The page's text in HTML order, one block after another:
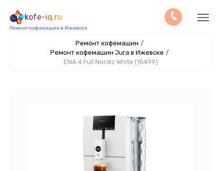
kofe-iq.ru
Ремонт кофемашин в Ижевске
Ремонт кофемашин /
Ремонт кофемашин Jura в Ижевске /
ENA 4 Full Nordic White (15499)